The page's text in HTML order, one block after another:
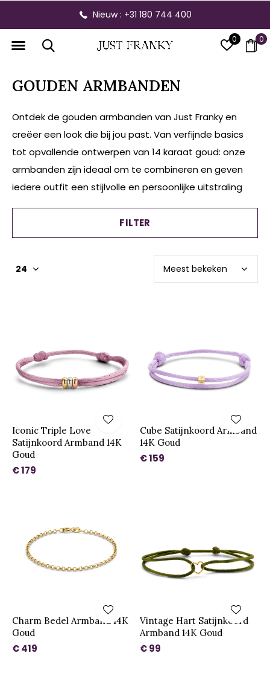
0 0
Gratis verzending vanaf € 300,- binnen NL
GOUDEN ARMBANDEN
Ontdek de gouden armbanden van Just Franky en
creëer een look die bij jou past. Van verfijnde basics
tot opvallende ontwerpen van 14 karaat goud: onze
armbanden zijn ideaal om te combineren en geven
iedere outfit een stijlvolle en persoonlijke uitstraling
FILTER
Iconic Triple Love
Satijnkoord Armband 14K
Goud
€ 179
Cube Satijnkoord Armband
14K Goud
€ 159
Charm Bedel Armband 14K
Goud
€ 419
Vintage Hart Satijnkoord
Armband 14K Goud
€ 99